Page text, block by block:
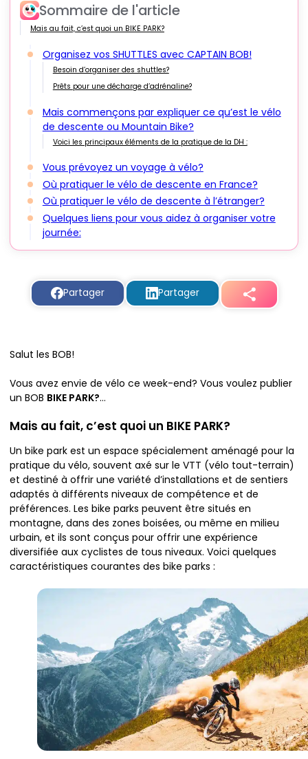
Sommaire de l'article
Mais au fait, c’est quoi un BIKE PARK?
Organisez vos SHUTTLES avec CAPTAIN BOB!
Besoin d’organiser des shuttles?
Prêts pour une décharge d’adrénaline?
Mais commençons par expliquer ce qu’est le vélo
de descente ou Mountain Bike?
Voici les principaux éléments de la pratique de la DH :
Vous prévoyez un voyage à vélo?
Où pratiquer le vélo de descente en France?
Où pratiquer le vélo de descente à l’étranger?
Quelques liens pour vous aidez à organiser votre
journée:
Partager Partager
Salut les BOB!
Vous avez envie de vélo ce week-end? Vous voulez publier
un BOB BIKE PARK?…
Mais au fait, c’est quoi un BIKE PARK?
Un bike park est un espace spécialement aménagé pour la
pratique du vélo, souvent axé sur le VTT (vélo tout-terrain)
et destiné à offrir une variété d’installations et de sentiers
adaptés à différents niveaux de compétence et de
préférences. Les bike parks peuvent être situés en
montagne, dans des zones boisées, ou même en milieu
urbain, et ils sont conçus pour offrir une expérience
diversifiée aux cyclistes de tous niveaux. Voici quelques
caractéristiques courantes des bike parks :